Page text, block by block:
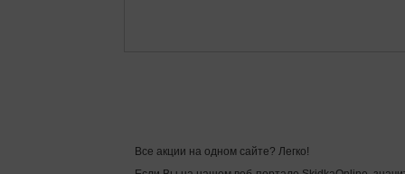
Все акции на одном сайте? Легко!